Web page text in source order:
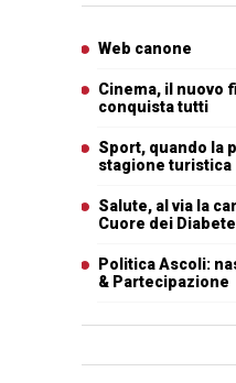
Web canone
Cinema, il nuovo
conquista tutti
Sport, quando la
stagione turistica
Salute, al via la
Cuore dei Diabete
Politica Ascoli:
& Partecipazione